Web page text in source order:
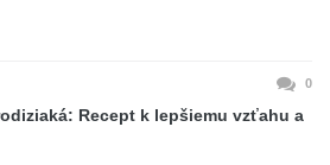
0
Recept k lepšiemu vzťahu a